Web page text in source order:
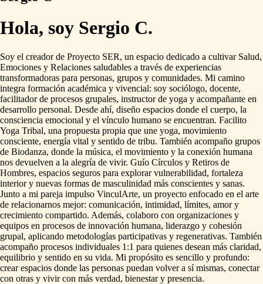
Hola, soy Sergio C.
Soy el creador de Proyecto SER, un espacio dedicado a cultivar Salud,
Emociones y Relaciones saludables a través de experiencias
transformadoras para personas, grupos y comunidades. Mi camino
integra formación académica y vivencial: soy sociólogo, docente,
facilitador de procesos grupales, instructor de yoga y acompañante en
desarrollo personal. Desde ahí, diseño espacios donde el cuerpo, la
consciencia emocional y el vínculo humano se encuentran. Facilito
Yoga Tribal, una propuesta propia que une yoga, movimiento
consciente, energía vital y sentido de tribu. También acompaño grupos
de Biodanza, donde la música, el movimiento y la conexión humana
nos devuelven a la alegría de vivir. Guío Círculos y Retiros de
Hombres, espacios seguros para explorar vulnerabilidad, fortaleza
interior y nuevas formas de masculinidad más conscientes y sanas.
Junto a mi pareja impulso VinculArte, un proyecto enfocado en el arte
de relacionarnos mejor: comunicación, intimidad, límites, amor y
crecimiento compartido. Además, colaboro con organizaciones y
equipos en procesos de innovación humana, liderazgo y cohesión
grupal, aplicando metodologías participativas y regenerativas. También
acompaño procesos individuales 1:1 para quienes desean más claridad,
equilibrio y sentido en su vida. Mi propósito es sencillo y profundo:
crear espacios donde las personas puedan volver a sí mismas, conectar
con otras y vivir con más verdad, bienestar y presencia.